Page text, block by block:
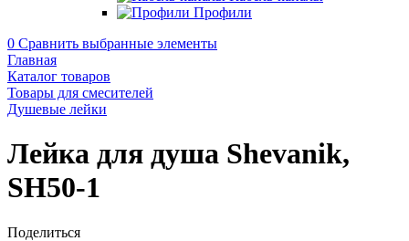
Профили
0 Сравнить выбранные элементы
Главная
Каталог товаров
Товары для смесителей
Душевые лейки
Лейка для душа Shevanik,
SH50-1
Поделиться